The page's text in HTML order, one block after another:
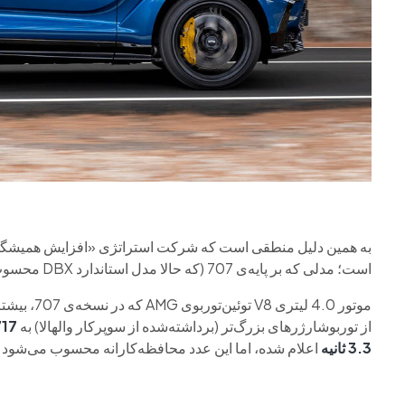
به همین دلیل منطقی است که شرکت استراتژی «افزایش
است؛ مدلی که بر پایه‌ی 707 (که حالا مدل استاندارد DBX محسوب می‌شود) ساخته شده و قدرت و تهاجم بیشتری دارد.
موتور 4.0 لیتری V8 توئین‌توربوی AMG که در نسخه‌ی 707، بیشترین توان
از توربوشارژرهای بزرگ‌تر (برداشته‌شده از سوپرکار والهالا) به 717
3.3 ثانیه
اعلام شده، اما این عدد محافظه‌کارانه محسوب